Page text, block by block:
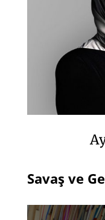
Savaş ve